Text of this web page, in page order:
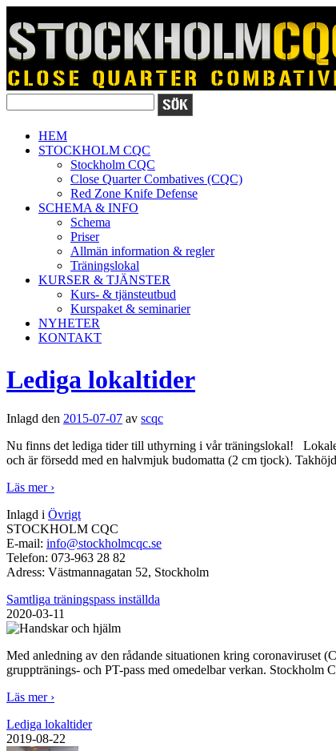
HEM
STOCKHOLM CQC
Stockholm CQC
Close Quarter Combatives (CQC)
Red Zone Knife Defense
SCHEMA & INFO
Schema
Priser
Allmän information & regler
Träningslokal
KURSER & TJÄNSTER
Kurs- & tjänsteutbud
Kurspaket & seminarier
NYHETER
KONTAKT
Lediga lokaltider
Inlagd den 2015-07-07 av scqc
Nu finns det lediga tider till uthyrning i vår träningslokal!
och är försedd med en halvmjuk budomatta (2 cm tjock).
Läs mer ›
Inlagd i Övrigt
STOCKHOLM CQC
E-mail: info@stockholmcqc.se
Telefon: 073-963 28 82
Adress: Västmannagatan 52, Stockholm
Samtliga träningspass inställda
2020-03-11
Med anledning av den rådande situationen kring coronaviruset
grupptränings- och PT-pass med omedelbar verkan.
Läs mer ›
Lediga lokaltider
2019-08-22